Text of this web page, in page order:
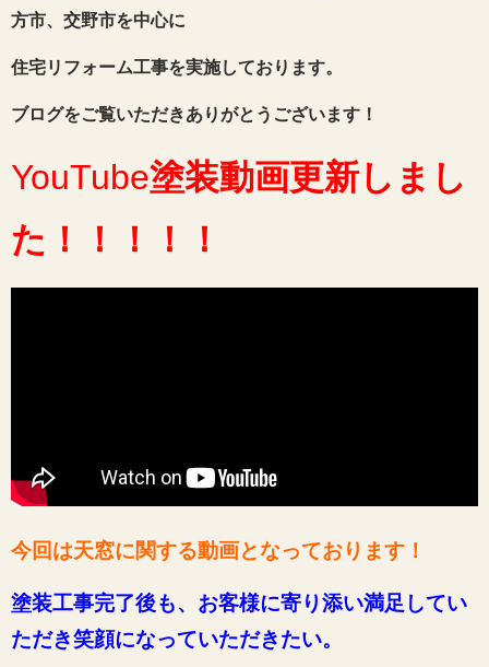
方市、交野市を中心に
住宅リフォーム工事を実施しております。
ブログをご覧いただきありがとうございます！
YouTube塗装動画更新しまし
た ！！！！！
今回は天窓に関する動画となっております ！
塗装工事完了後も、お客様に寄り添い満足してい
ただき笑顔になっていただきたい。